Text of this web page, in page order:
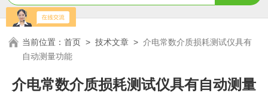
当前位置：首页 >技术文章 >介电常数介质损耗测试仪具有
自动测量功能
介电常数介质损耗测试仪具有自动测量